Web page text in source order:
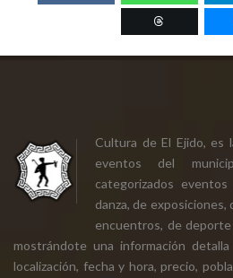
Cultura de El Ejido, es
eventos del
categorizados
danza, de exposiciones,
encuentros, de
mostrándote una información
localización, fecha y hora, precio,